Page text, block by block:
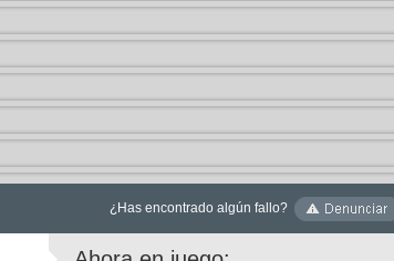
¿Has encontrado algún fallo?